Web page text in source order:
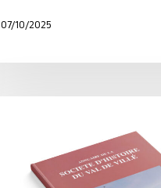
07/10/2025